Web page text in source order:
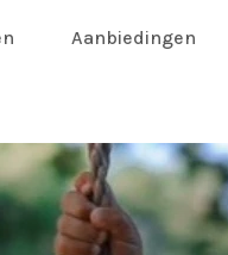
Aanbiedingen